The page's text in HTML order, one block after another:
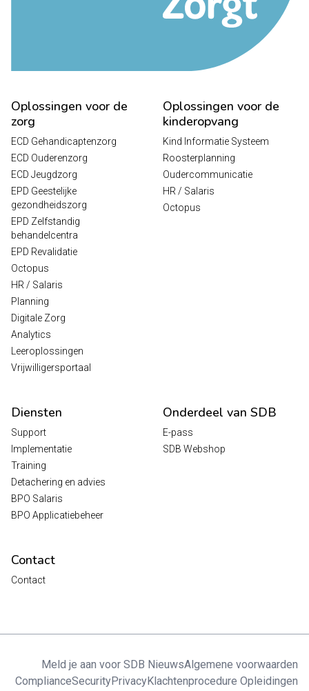
Oplossingen voor de
zorg
ECD Gehandicaptenzorg
ECD Ouderenzorg
ECD Jeugdzorg
EPD Geestelijke
gezondheidszorg
EPD Zelfstandig
behandelcentra
EPD Revalidatie
Octopus
HR / Salaris
Planning
Digitale Zorg
Analytics
Leeroplossingen
Vrijwilligersportaal
Oplossingen voor de
kinderopvang
Kind Informatie Systeem
Roosterplanning
Oudercommunicatie
HR / Salaris
Octopus
Diensten
Support
Implementatie
Training
Detachering en advies
BPO Salaris
BPO Applicatiebeheer
Onderdeel van SDB
E-pass
SDB Webshop
Contact
Contact
Meld je aan voor SDB NieuwsAlgemene voorwaarden
ComplianceSecurityPrivacyKlachtenprocedure Opleidingen